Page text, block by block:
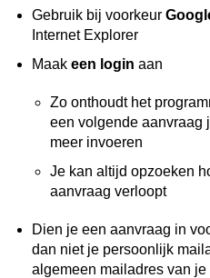
Gebruik bij voorkeur
Internet Explorer
Maak een login aan
Zo onthoudt het
een volgende aanvraag
meer invoeren
Je kan altijd opzoeken
aanvraag verloopt
Dien je een aanvraag in
dan niet je persoonlijk
algemeen mailadres van